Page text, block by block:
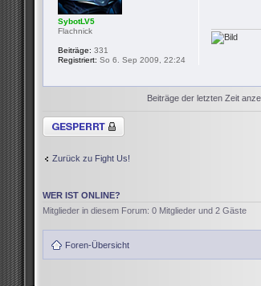
SybotLV5
Flachnick
Beiträge: 331
Registriert: So 6. Sep 2009, 22:24
Beiträge der letzten Zeit
Thema gesperrt
Zurück zu Fight Us!
WER IST ONLINE?
Mitglieder in diesem Forum: 0 Mitglieder und 2 Gäste
Foren-Übersicht